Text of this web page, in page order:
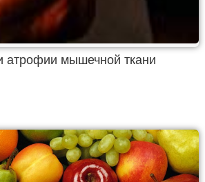
атрофии мышечной ткани